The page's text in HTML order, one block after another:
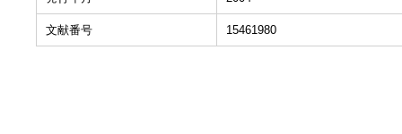
文献番号 15461980